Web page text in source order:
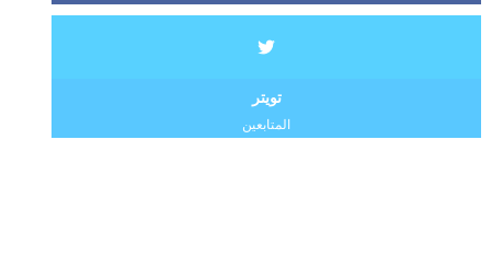
تويتر
المتابعين